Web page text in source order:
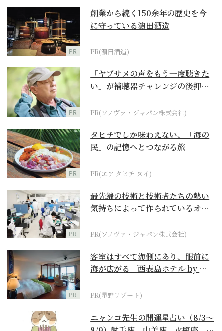
PR
創業から続く150余年の歴史を今
に守っている濵田酒造
PR(濵田酒造)
PR
「ヤブサメの声をもう一度聴きた
い」が補聴器チャレンジの後押し
PR(ソノヴァ・ジャパン株式会社)
PR
タヒチでしか味わえない、「海の
民」の記憶へとつながる旅
PR(エア タヒチ ヌイ)
PR
最先端の技術と技術者たちの熱い
気持ちによって作られているオー
PR(ソノヴァ・ジャパン株式会社)
PR
客室はすべて海側にあり、眼前に
海が広がる『西表島ホテル by 星
PR(星野リゾート)
ニャンコ先生の開運星占い（8/3～